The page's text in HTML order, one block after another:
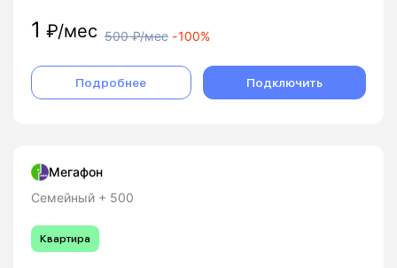
1 ₽/мес 500₽/мес -100%
Подробнее Подключить
Мегафон
Семейный + 500
Квартира